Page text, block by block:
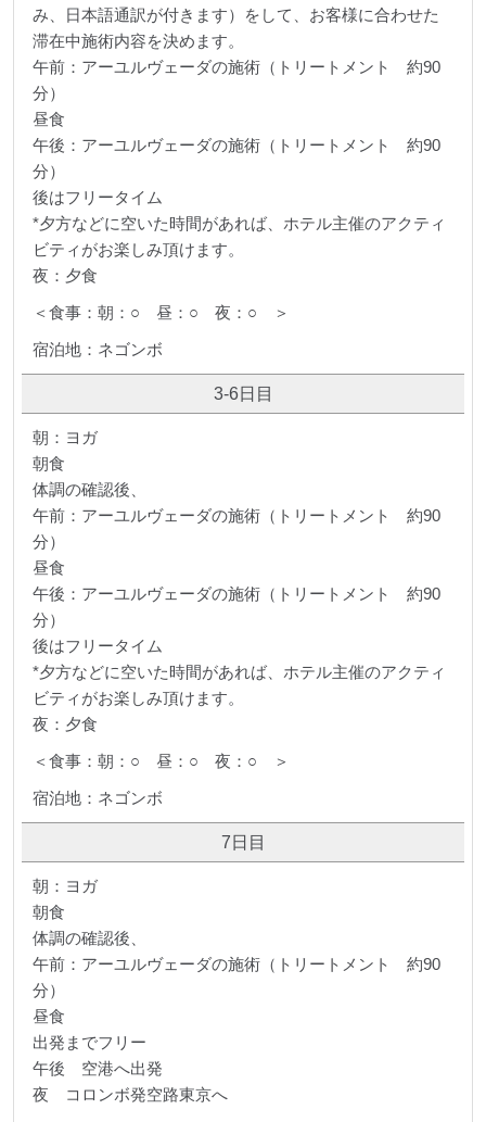
み、日本語通訳が付きます）をして、お客様に合わせた
滞在中施術内容を決めます。
午前：アーユルヴェーダの施術（トリートメント 約90
分）
昼食
午後：アーユルヴェーダの施術（トリートメント 約90
分）
後はフリータイム
*夕方などに空いた時間があれば、ホテル主催のアクティ
ビティがお楽しみ頂けます。
夜：夕食
＜食事：朝：○ 昼：○ 夜：○ ＞
宿泊地：ネゴンボ
3-6日目
朝：ヨガ
朝食
体調の確認後、
午前：アーユルヴェーダの施術（トリートメント 約90
分）
昼食
午後：アーユルヴェーダの施術（トリートメント 約90
分）
後はフリータイム
*夕方などに空いた時間があれば、ホテル主催のアクティ
ビティがお楽しみ頂けます。
夜：夕食
＜食事：朝：○ 昼：○ 夜：○ ＞
宿泊地：ネゴンボ
7日目
朝：ヨガ
朝食
体調の確認後、
午前：アーユルヴェーダの施術（トリートメント 約90
分）
昼食
出発までフリー
午後 空港へ出発
夜 コロンボ発空路東京へ